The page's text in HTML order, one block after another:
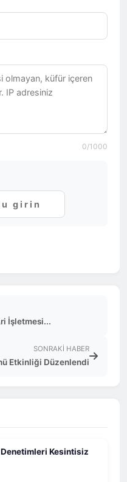
0/1000
İşletmesi...
SONRAKI HABER
Etkinliği Düzenlendi
Denetimleri Kesintisiz